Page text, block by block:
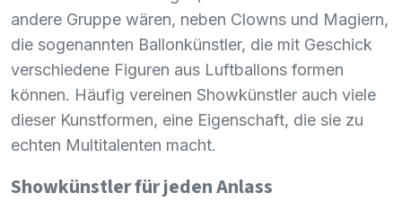
andere Gruppe wären, neben Clowns und Magiern,
die sogenannten Ballonkünstler, die mit Geschick
verschiedene Figuren aus Luftballons formen
können. Häufig vereinen Showkünstler auch viele
dieser Kunstformen, eine Eigenschaft, die sie zu
echten Multitalenten macht.
Showkünstler für jeden Anlass